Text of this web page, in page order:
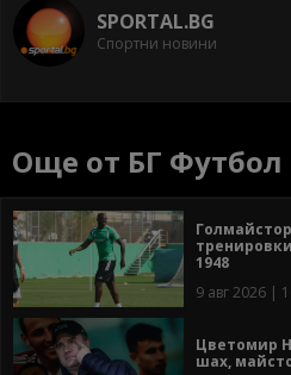
SPORTAL.BG
Спортни новини
Още от БГ Футбол
1948
9 авг 2026 |
Цветомир
шах,